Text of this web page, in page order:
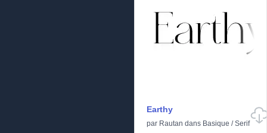
Earthy
par Rautan dans Basique /Serif